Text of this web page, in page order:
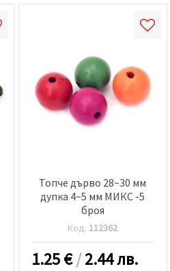
Топче дърво 28~30 мм
дупка 4~5 мм МИКС -5
броя
Код: 112362
1.25€/2.44 лв.